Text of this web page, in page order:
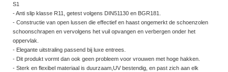
S1
- Anti slip klasse R11, getest volgens DIN51130 en BGR181.
- Constructie van open lussen die effectief en haast ongemerkt de schoenzolen
schoonschrapen en vervolgens het vuil opvangen en verbergen onder het
oppervlak.
- Elegante uitstraling passend bij luxe entrees.
- Dit produkt vormt dan ook geen probleem voor vrouwen met hoge hakken.
- Sterk en flexibel materiaal is duurzaam,UV bestendig, en past zich aan elk